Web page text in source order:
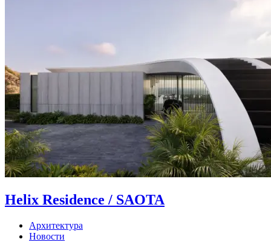
Helix Residence / SAOTA
Архитектура
Новости